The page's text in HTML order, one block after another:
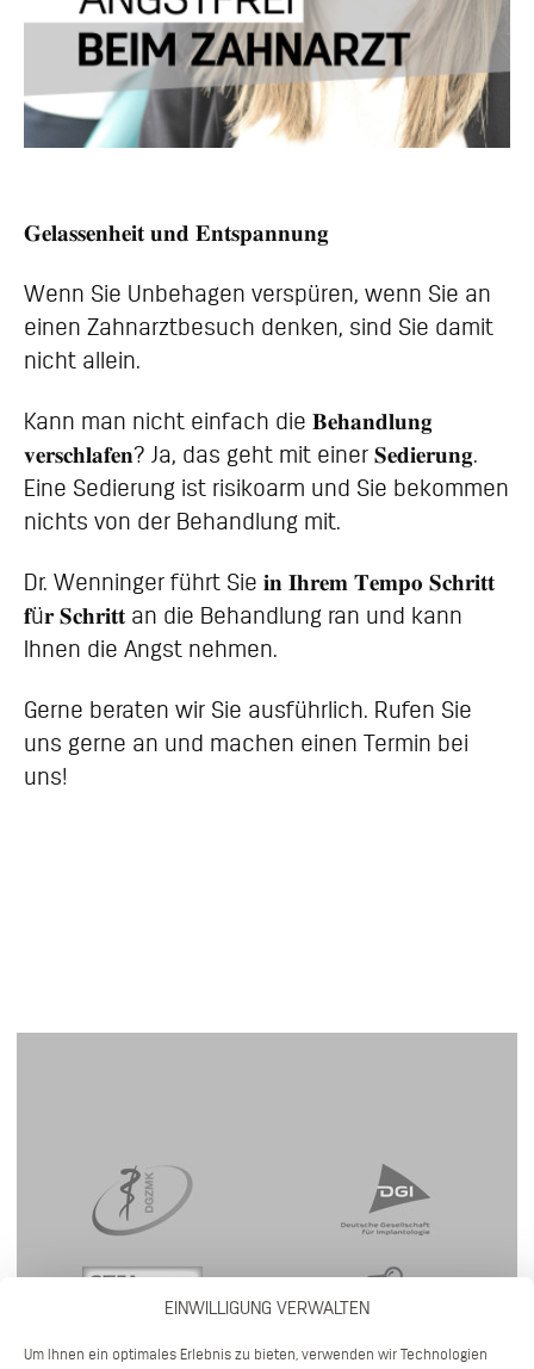
EINWILLIGUNG VERWALTEN
Um Ihnen ein optimales Erlebnis zu bieten, verwenden wir Technologien
𝐆𝐞𝐥𝐚𝐬𝐬𝐞𝐧𝐡𝐞𝐢𝐭 𝐮𝐧𝐝 𝐄𝐧𝐭𝐬𝐩𝐚𝐧𝐧𝐮𝐧𝐠
Wenn Sie Unbehagen verspüren, wenn Sie an
einen Zahnarztbesuch denken, sind Sie damit
nicht allein.
Kann man nicht einfach die 𝐁𝐞𝐡𝐚𝐧𝐝𝐥𝐮𝐧𝐠
𝐯𝐞𝐫𝐬𝐜𝐡𝐥𝐚𝐟𝐞𝐧? Ja, das geht mit einer 𝐒𝐞𝐝𝐢𝐞𝐫𝐮𝐧𝐠.
Eine Sedierung ist risikoarm und Sie bekommen
nichts von der Behandlung mit.
Dr. Wenninger führt Sie 𝐢𝐧 𝐈𝐡𝐫𝐞𝐦 𝐓𝐞𝐦𝐩𝐨 𝐒𝐜𝐡𝐫𝐢𝐭𝐭
𝐟ü𝐫 𝐒𝐜𝐡𝐫𝐢𝐭𝐭 an die Behandlung ran und kann
Ihnen die Angst nehmen.
Gerne beraten wir Sie ausführlich. Rufen Sie
uns gerne an und machen einen Termin bei
uns!